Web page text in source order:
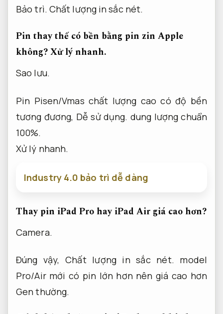
Bảo trì. Chất lượng in sắc nét.
Pin thay thế có bền bằng pin zin Apple
không?Xử lý nhanh.
Sao lưu.
Pin Pisen/Vmas chất lượng cao có độ bền
tương đương, Dễ sử dụng. dung lượng chuẩn
100%.
Xử lý nhanh.
Industry 4.0 bảo trì dễ dàng
Thay pin iPad Pro hay iPad Air giá cao hơn?
Camera.
Đúng vậy,Chất lượng in sắc nét. model
Pro/Air mới có pin lớn hơn nên giá cao hơn
Gen thường.